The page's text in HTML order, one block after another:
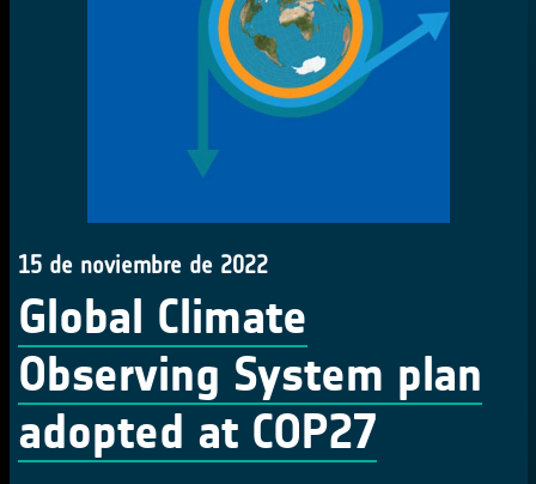
15 de noviembre de 2022
Global Climate
Observing System plan
adopted at COP27